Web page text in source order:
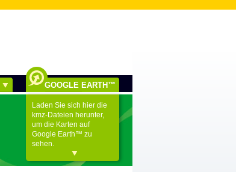
GOOGLE EARTH™
Laden Sie sich hier die
kmz-Dateien herunter,
um die Karten auf
Google Earth™ zu
sehen.